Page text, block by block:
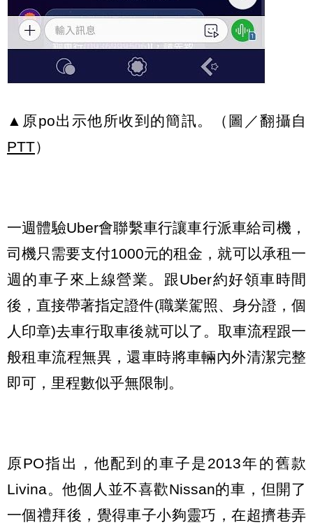
▲原po出示他所收到的簡訊。（圖／翻攝自
PTT）
一週體驗Uber會聯繫車行讓車行派車給司機，
司機只需要支付1000元的租金，就可以承租一
週的車子來上線營業。跟Uber約好領車時間
後，直接帶著指定證件(職業駕照、身分證，個
人印章)去車行取車後就可以了。取車流程跟一
般租車流程無異，還車時將車輛內外清潔完整
即可，里程數似乎無限制。
原PO指出，他配到的車子是2013年的舊款
Livina。他個人並不喜歡Nissan的車，但開了
一個禮拜後，覺得車子小夠靈巧，在超擠巷弄